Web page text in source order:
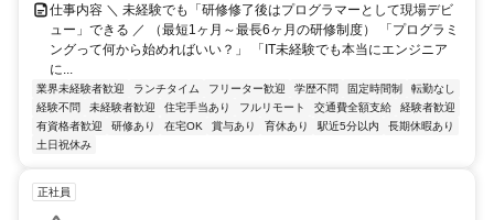
仕事内容 ＼ 未経験でも「研修修了後はプログラマーとして現場デビ
ュー」できる ／ （最短1ヶ月～最長6ヶ月の研修制度） 「プログラミ
ングって何から始めればいい？」 「IT未経験でも本当にエンジニア
に...
業界未経験者歓迎 ランチタイム フリーター歓迎 学歴不問 固定時間制
転勤なし
経験不問
未経験者歓迎 住宅手当あり フルリモート 交通費全額支給
経験者歓迎
有資格者歓迎
研修あり 在宅OK 賞与あり 育休あり 駅近5分以内
長期休暇あり
土日祝休み
正社員